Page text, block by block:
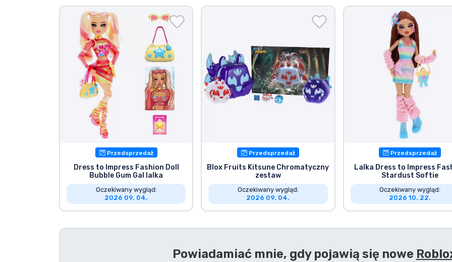
Przedsprzedaż
Dress to Impress Fashion Doll
Bubble Gum Gal lalka
Oczekiwany wygląd:
2026 09. 04.
Przedsprzedaż
Blox Fruits Kitsune Chromatyczny
zestaw
Oczekiwany wygląd:
2026 09. 04.
Przedsprzedaż
Lalka Dress to Impress
Stardust Softie
Oczekiwany wygląd:
2026 10. 22.
Powiadamiać mnie, gdy pojawią się nowe
Typy produktów